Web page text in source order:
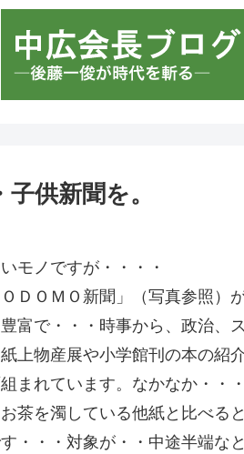
供新聞を。
モノですが・・・・
ＤＯＭＯ新聞」（写真参照）
富で・・・時事から、政治、
上物産展や小学館刊の本の紹
まれています。なかなか・・
茶を濁している他紙と比べる
・・・対象が・・中途半端な